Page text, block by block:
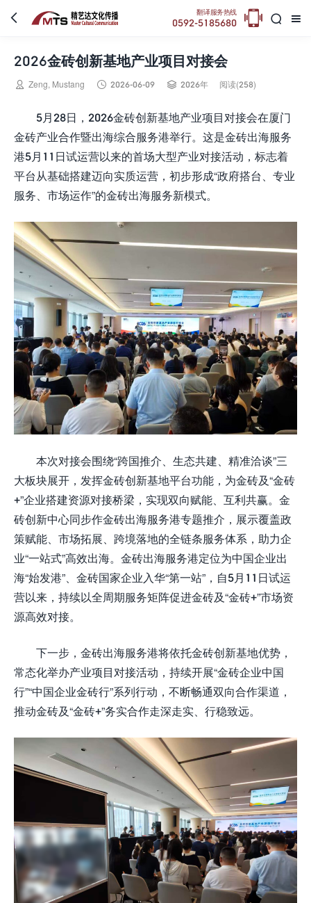
 

翻译服务热线
0592-5185680 
2026金砖创新基地产业项目对接会
 Zeng, Mustang  2026-06-09  2026年 阅读(258)
5月28日，2026金砖创新基地产业项目对接会在厦门
金砖产业合作暨出海综合服务港举行。这是金砖出海服务
港5月11日试运营以来的首场大型产业对接活动，标志着
平台从基础搭建迈向实质运营，初步形成“政府搭台、专业
服务、市场运作”的金砖出海服务新模式。
本次对接会围绕“跨国推介、生态共建、精准洽谈”三
大板块展开，发挥金砖创新基地平台功能，为金砖及“金砖
+”企业搭建资源对接桥梁，实现双向赋能、互利共赢。金
砖创新中心同步作金砖出海服务港专题推介，展示覆盖政
策赋能、市场拓展、跨境落地的全链条服务体系，助力企
业“一站式”高效出海。金砖出海服务港定位为中国企业出
海“始发港”、金砖国家企业入华“第一站”，自5月11日试运
营以来，持续以全周期服务矩阵促进金砖及“金砖+”市场资
源高效对接。
下一步，金砖出海服务港将依托金砖创新基地优势，
常态化举办产业项目对接活动，持续开展“金砖企业中国
行”“中国企业金砖行”系列行动，不断畅通双向合作渠道，
推动金砖及“金砖+”务实合作走深走实、行稳致远。